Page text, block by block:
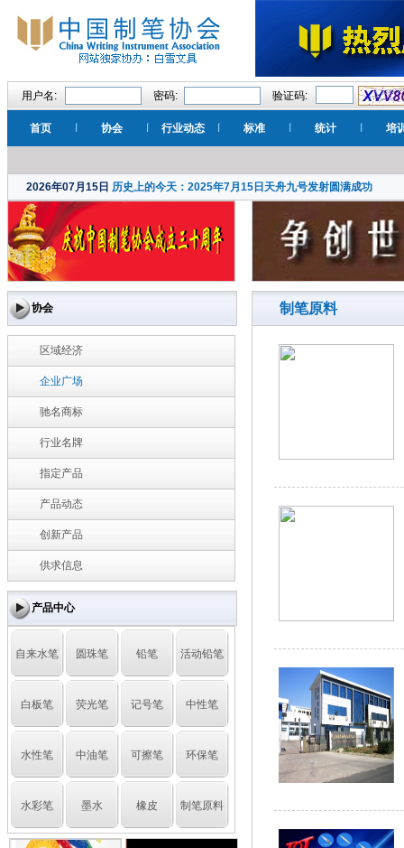
用户名: 密码: 验证码:
首页 协会 行业动态 标准 统计 培
2026年07月15日 历史上的今天：2025年7月15日天舟九号发射圆满成功
协会
区域经济
企业广场
驰名商标
行业名牌
指定产品
产品动态
创新产品
供求信息
产品中心
自来水笔 圆珠笔 铅笔 活动铅笔
白板笔 荧光笔 记号笔 中性笔
水性笔 中油笔 可擦笔 环保笔
水彩笔 墨水 橡皮 制笔原料
制笔原料